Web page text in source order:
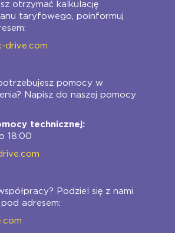
otrzymać kalkulację
taryfowego, poinformuj
drive.com
pomocy w
Napisz do naszej pomocy
technicznej:
18:00
Podziel się z nami
adresem: